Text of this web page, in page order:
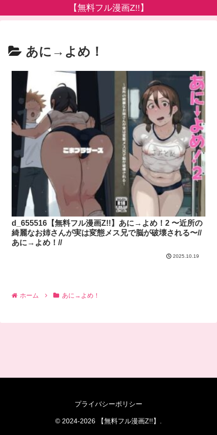
【無料フル漫画Z!!】
あに→よめ！
d_655516【無料フル漫画Z!!】あに→よめ！2 〜近所の
綺麗なお姉さんが実は変態メス兄で脳が破壊される〜//
あに→よめ！//
2025.10.19
ホーム あに→よめ！
プライバシーポリシー
© 2024-2026 【無料フル漫画Z!!】.